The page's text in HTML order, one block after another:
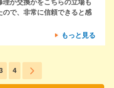
か交換かをこちらの立場も
で、非常に信頼できると感
もっと見る
4